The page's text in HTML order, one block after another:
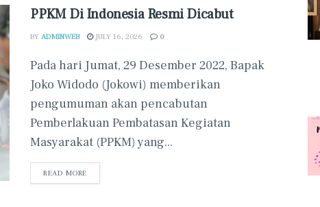
PPKM Di Indonesia Resmi Dicabut
BY ADMINWEB JULY 16, 2026 0
Pada hari Jumat, 29 Desember 2022, Bapak
Joko Widodo (Jokowi) memberikan
pengumuman akan pencabutan
Pemberlakuan Pembatasan Kegiatan
Masyarakat (PPKM) yang...
READ MORE